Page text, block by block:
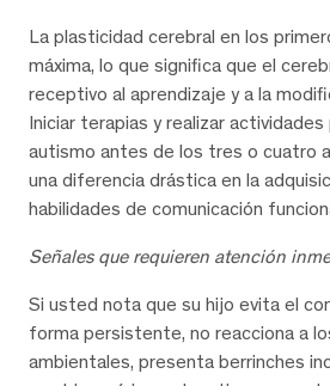
La plasticidad cerebral en los
máxima, lo que significa que el
receptivo al aprendizaje y a la
Iniciar terapias y realizar actividades
autismo antes de los tres o cuatro
una diferencia drástica en la
habilidades de comunicación
Señales que requieren atención
Si usted nota que su hijo evita el
forma persistente, no reacciona a
ambientales, presenta berrinches